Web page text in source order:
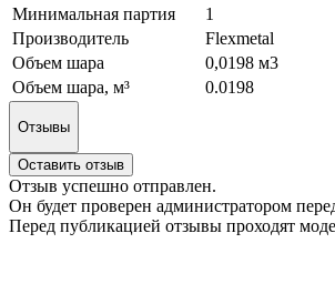
Минимальная партия
1
Производитель
Flexmetal
Объем шара
0,0198 м3
Объем шара, м³
0.0198
Отзывы
Оставить отзыв
Отзыв успешно отправлен.
Он будет проверен администратором
Перед публикацией отзывы проходят